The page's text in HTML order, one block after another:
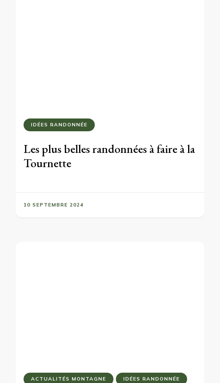
IDÉES RANDONNÉE
Les plus belles randonnées à faire à la
Tournette
10 SEPTEMBRE 2024
ACTUALITÉS MONTAGNE IDÉES RANDONNÉE